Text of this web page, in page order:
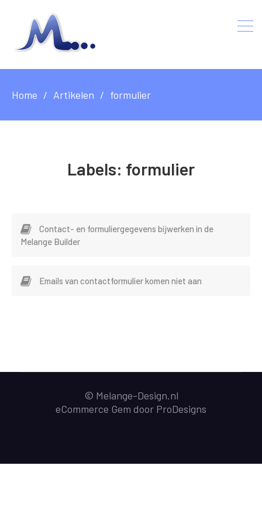
Home Artikelen formulier
Labels: formulier
Contact- en formuliergegevens bijwerken in de
Melange Builder
Emails van contactformulier komen niet aan
© Melange-Design.nl
eCommerce Gem door ProDesigns